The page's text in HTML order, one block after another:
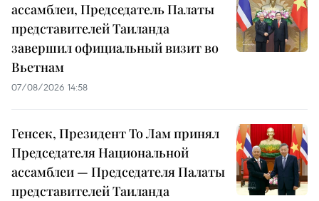
ассамблеи, Председатель Палаты
представителей Таиланда
завершил официальный визит во
Вьетнам
07/08/2026 14:58
Генсек, Президент То Лам принял
Председателя Национальной
ассамблеи — Председателя Палаты
представителей Таиланда